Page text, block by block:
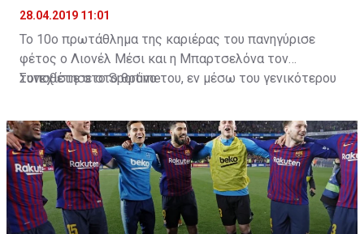
28.04.2019 11:01
Το 10ο πρωτάθλημα της καριέρας του πανηγύρισε
φέτος ο Λιονέλ Μέσι και η Μπαρτσελόνα τον
τοποθέτησε στο θρόνο του, εν μέσω του γενικότερου
Συνεχίστε στοSportime